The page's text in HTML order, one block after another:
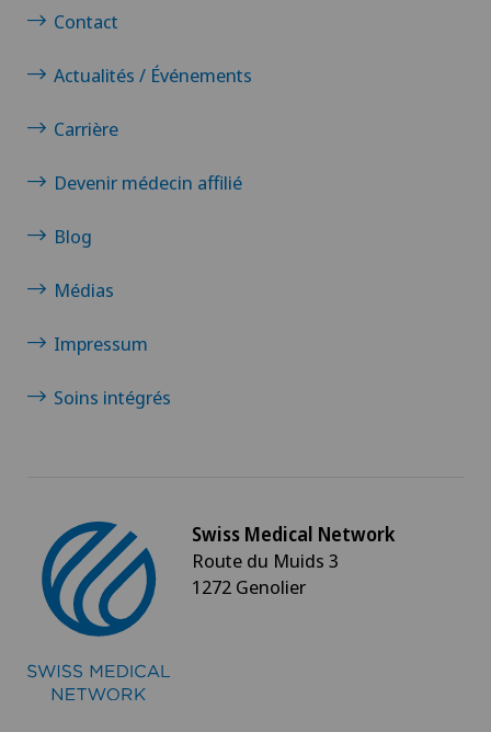
Contact
Actualités / Événements
Carrière
Devenir médecin affilié
Blog
Médias
Impressum
Soins intégrés
Swiss Medical Network
Route du Muids 3
1272 Genolier